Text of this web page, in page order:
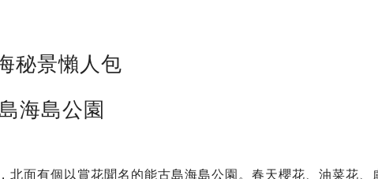
秘景懶人包
海島公園
北面有個以賞花聞名的能古島海島公園。春天櫻花、油菜花、